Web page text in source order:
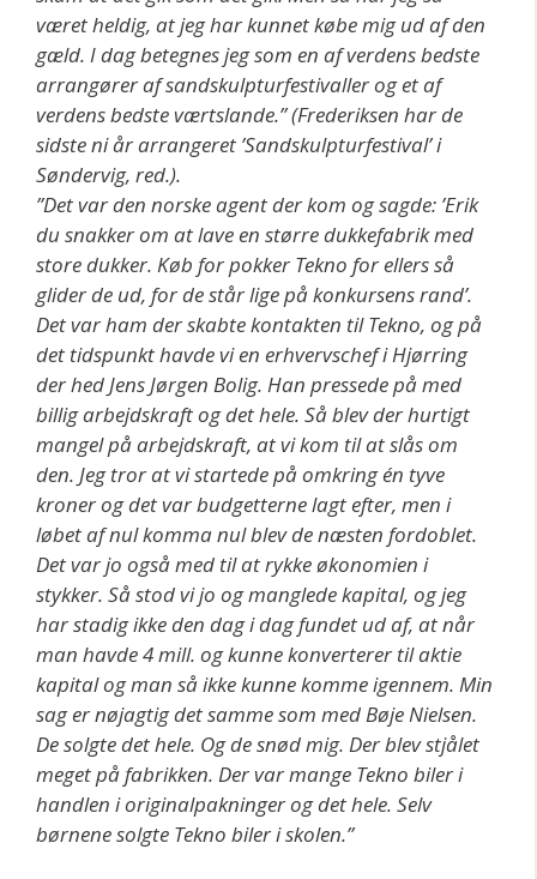
været heldig, at jeg har kunnet købe mig ud af den
gæld. I dag betegnes jeg som en af verdens bedste
arrangører af sandskulpturfestivaller og et af
verdens bedste værtslande.” (Frederiksen har de
sidste ni år arrangeret ’Sandskulpturfestival’ i
Søndervig, red.).
”Det var den norske agent der kom og sagde: ’Erik
du snakker om at lave en større dukkefabrik med
store dukker. Køb for pokker Tekno for ellers så
glider de ud, for de står lige på konkursens rand’.
Det var ham der skabte kontakten til Tekno, og på
det tidspunkt havde vi en erhvervschef i Hjørring
der hed Jens Jørgen Bolig. Han pressede på med
billig arbejdskraft og det hele. Så blev der hurtigt
mangel på arbejdskraft, at vi kom til at slås om
den. Jeg tror at vi startede på omkring én tyve
kroner og det var budgetterne lagt efter, men i
løbet af nul komma nul blev de næsten fordoblet.
Det var jo også med til at rykke økonomien i
stykker. Så stod vi jo og manglede kapital, og jeg
har stadig ikke den dag i dag fundet ud af, at når
man havde 4 mill. og kunne konverterer til aktie
kapital og man så ikke kunne komme igennem. Min
sag er nøjagtig det samme som med Bøje Nielsen.
De solgte det hele. Og de snød mig. Der blev stjålet
meget på fabrikken. Der var mange Tekno biler i
handlen i originalpakninger og det hele. Selv
børnene solgte Tekno biler i skolen.”